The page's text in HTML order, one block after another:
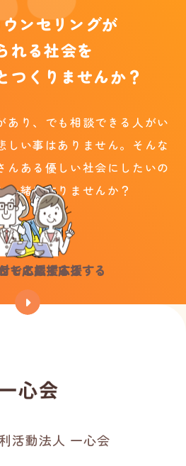
ンセリングが
れる社会を
つくりませんか？
あり、でも相談できる人がい
い事はありません。 そんな
んある優しい社会にしたいの
一緒に作りませんか？
で応援する
して応援する
ーとして応援する
活動法人 一心会